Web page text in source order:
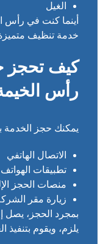
الغيل
أينما كنت في رأس
خدمة تنظيف
كيف تحجز
رأس
يمكنك حجز الخدمة
الاتصال الهاتفي
تطبيقات
منصات الحجز
زيارة مقر
بمجرد الحجز، يصل
يلزم، ويقوم بتنفيذ